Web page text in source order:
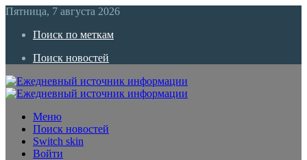
Пятница, 7 августа 2026
Поиск по меткам
Поиск новостей
Меню
Поиск новостей
Switch skin
Войти